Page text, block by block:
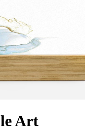
Art